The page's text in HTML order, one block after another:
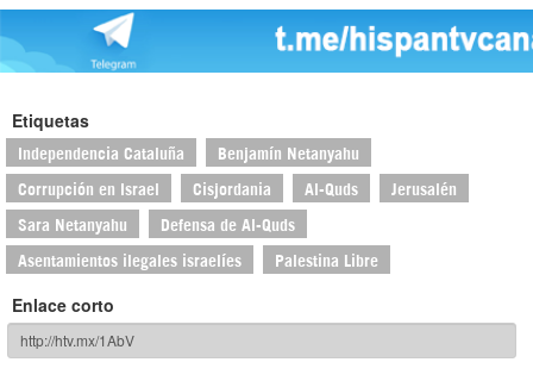
Etiquetas
Independencia Cataluña Benjamín Netanyahu
Corrupción en Israel Cisjordania Al-Quds Jerusalén
Sara Netanyahu Defensa de Al-Quds
Asentamientos ilegales israelíes Palestina Libre
Enlace corto